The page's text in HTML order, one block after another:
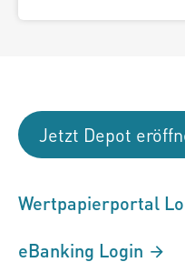
Jetzt Depot
Wertpapierportal
eBanking Login